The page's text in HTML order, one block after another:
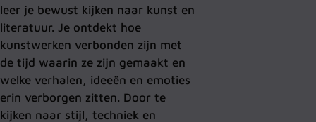
leer je bewust kijken naar kunst en
literatuur. Je ontdekt hoe
kunstwerken verbonden zijn met
de tijd waarin ze zijn gemaakt en
welke verhalen, ideeën en emoties
erin verborgen zitten. Door te
kijken naar stijl, techniek en